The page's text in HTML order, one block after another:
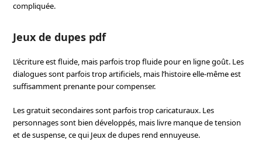
compliquée.
Jeux de dupes pdf
L’écriture est fluide, mais parfois trop fluide pour en ligne goût. Les
dialogues sont parfois trop artificiels, mais l’histoire elle-même est
suffisamment prenante pour compenser.
Les gratuit secondaires sont parfois trop caricaturaux. Les
personnages sont bien développés, mais livre manque de tension
et de suspense, ce qui Jeux de dupes rend ennuyeuse.